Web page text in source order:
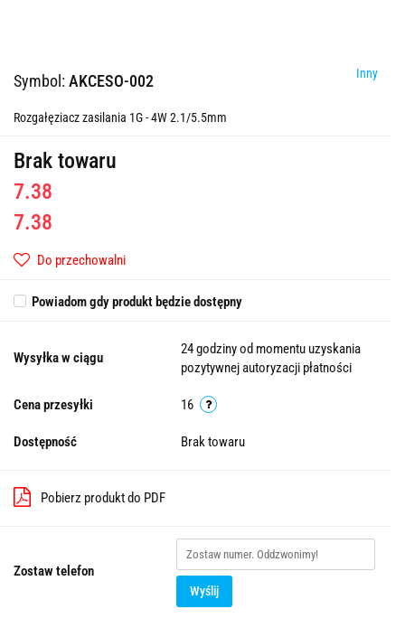
Symbol: AKCESO-002 Inny
Rozgałęziacz zasilania 1G - 4W 2.1/5.5mm
Brak towaru
7.38
7.38
Do przechowalni
Powiadom gdy produkt będzie dostępny
Wysyłka w ciągu
24 godziny od momentu uzyskania
pozytywnej autoryzacji płatności
Cena przesyłki 16
Dostępność Brak towaru
Pobierz produkt do PDF
Zostaw telefon
Wyślij